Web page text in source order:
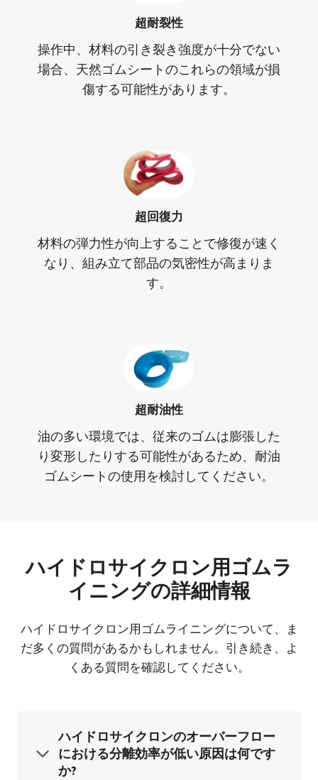
超耐裂性
操作中、材料の引き裂き強度が十分でない
場合、天然ゴムシートのこれらの領域が損
傷する可能性があります。
超回復力
材料の弾力性が向上することで修復が速く
なり、組み立て部品の気密性が高まりま
す。
超耐油性
油の多い環境では、従来のゴムは膨張した
り変形したりする可能性があるため、耐油
ゴムシートの使用を検討してください。
ハイドロサイクロン用ゴムラ
イニングの詳細情報
ハイドロサイクロン用ゴムライニングについて、ま
だ多くの質問があるかもしれません。引き続き、よ
くある質問を確認してください。
ハイドロサイクロンのオーバーフロー
における分離効率が低い原因は何です
か?